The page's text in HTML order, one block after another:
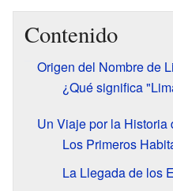
Contenido
Origen del Nombre de
¿Qué significa
Un Viaje por la Historia
Los Primeros
La Llegada de los